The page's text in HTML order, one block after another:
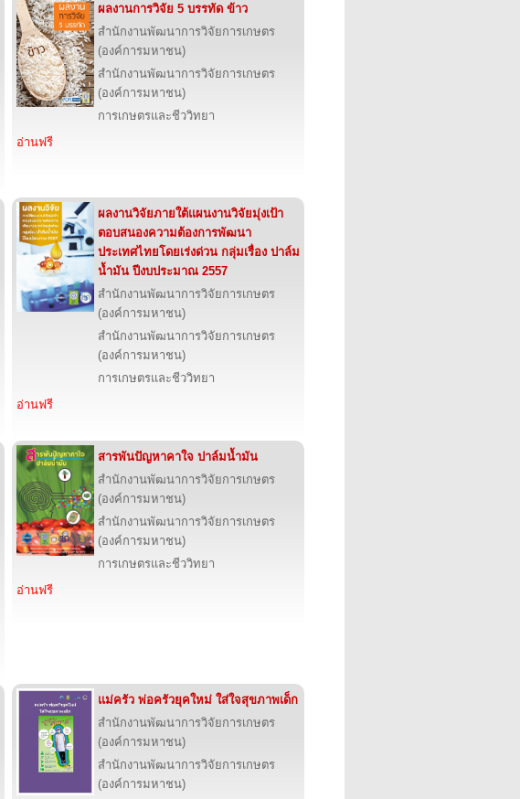
ผลงานการวิจัย 5 บรรทัด ข้าว
สำนักงานพัฒนาการวิจัยการเกษตร
(องค์การมหาชน)
สำนักงานพัฒนาการวิจัยการเกษตร
(องค์การมหาชน)
การเกษตรและชีววิทยา
อ่านฟรี
ผลงานวิจัยภายใต้แผนงานวิจัยมุ่งเป้า
ตอบสนองความต้องการพัฒนา
ประเทศไทยโดยเร่งด่วน กลุ่มเรื่อง ปาล์ม
น้ำมัน ปีงบประมาณ 2557
สำนักงานพัฒนาการวิจัยการเกษตร
(องค์การมหาชน)
สำนักงานพัฒนาการวิจัยการเกษตร
(องค์การมหาชน)
การเกษตรและชีววิทยา
อ่านฟรี
สารพันปัญหาคาใจ ปาล์มน้ำมัน
สำนักงานพัฒนาการวิจัยการเกษตร
(องค์การมหาชน)
สำนักงานพัฒนาการวิจัยการเกษตร
(องค์การมหาชน)
การเกษตรและชีววิทยา
อ่านฟรี
แม่ครัว พ่อครัวยุคใหม่ ใส่ใจสุขภาพเด็ก
สำนักงานพัฒนาการวิจัยการเกษตร
(องค์การมหาชน)
สำนักงานพัฒนาการวิจัยการเกษตร
(องค์การมหาชน)